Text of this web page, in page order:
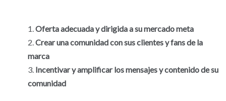
Oferta adecuada y dirigida a su mercado meta
Crear una comunidad con sus clientes y fans de la
marca
Incentivar y amplificar los mensajes y contenido de su
comunidad